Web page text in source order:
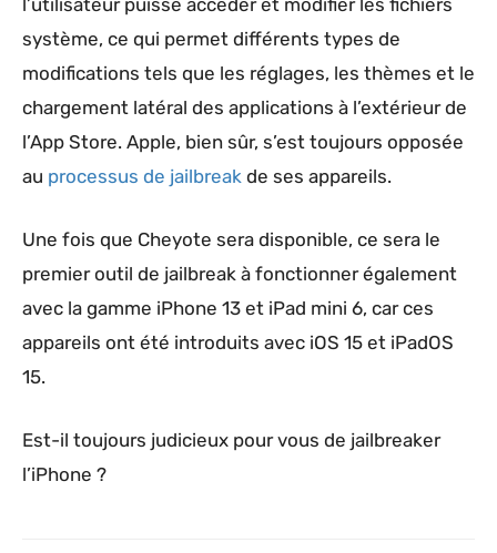
l’utilisateur puisse accéder et modifier les fichiers
système, ce qui permet différents types de
modifications tels que les réglages, les thèmes et le
chargement latéral des applications à l’extérieur de
l’App Store. Apple, bien sûr, s’est toujours opposée
au processus de jailbreak de ses appareils.
Une fois que Cheyote sera disponible, ce sera le
premier outil de jailbreak à fonctionner également
avec la gamme iPhone 13 et iPad mini 6, car ces
appareils ont été introduits avec iOS 15 et iPadOS
15.
Est-il toujours judicieux pour vous de jailbreaker
l’iPhone ?